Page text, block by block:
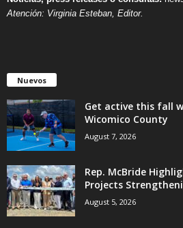
Atención: Virginia Esteban, Editor.
Nuevos
Get active this fall
Wicomico County
August 7, 2026
Rep. McBride
Projects
August 5, 2026